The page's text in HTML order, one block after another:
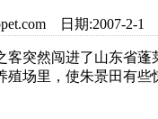
日期:2007-
客突然闯进了山东省蓬
殖场里，使朱景田有些